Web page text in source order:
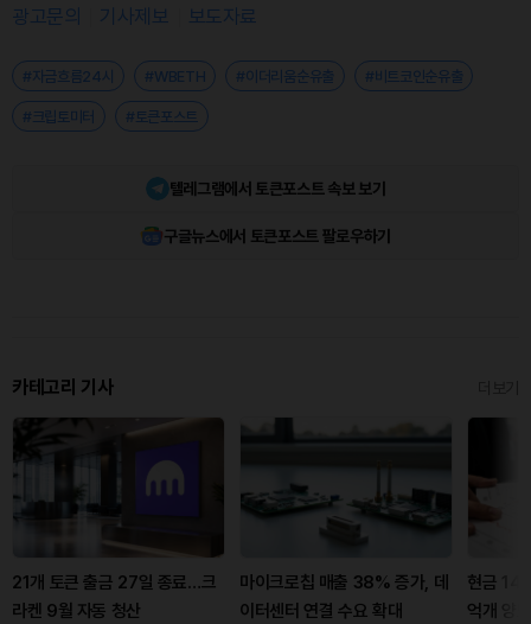
광고문의 기사제보 보도자료
#자금흐름24시 #WBETH #이더리움순유출 #비트코인순유출
#크립토미터 #토큰포스트
텔레그램에서 토큰포스트 속보 보기
구글뉴스에서 토큰포스트 팔로우하기
카테고리 기사
21개 토큰 출금 27일 종료…크
라켄 9월 자동 청산
마이크로칩 매출 38% 증가, 데
이터센터 연결 수요 확대
현금
억개 양